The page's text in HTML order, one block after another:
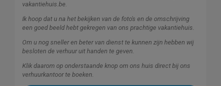
vakantiehuis.be.
Ik hoop dat u na het bekijken van de foto's en de omschrijving
een goed beeld hebt gekregen van ons prachtige vakantiehuis.
Om u nog sneller en beter van dienst te kunnen zijn hebben wij
besloten de verhuur uit handen te geven.
Klik daarom op onderstaande knop om ons huis direct bij ons
verhuurkantoor te boeken.